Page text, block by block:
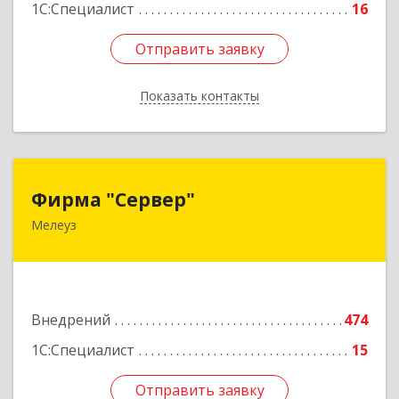
1С:Специалист 16
Отправить заявку
Показать контакты
Отправить заявку
Назад
Фирма "Сервер"
Мелеуз
Внедрений
474
1С:Специалист
15
Отправить заявку
453852, Башкортостан Респ, Мелеузовский р-н,
Отправить заявку